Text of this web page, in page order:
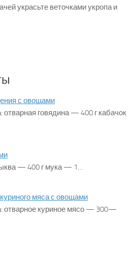
украсьте веточками укропа и
с овощами
говядина — 400 г кабачок
— 400 г мука — 1…
мяса с овощами
отварное куриное мясо — 300—